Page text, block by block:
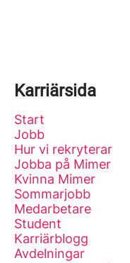
Karriärsida
Start
Jobb
Hur vi rekryterar
Jobba på Mimer
Kvinna Mimer
Sommarjobb
Medarbetare
Student
Karriärblogg
Avdelningar